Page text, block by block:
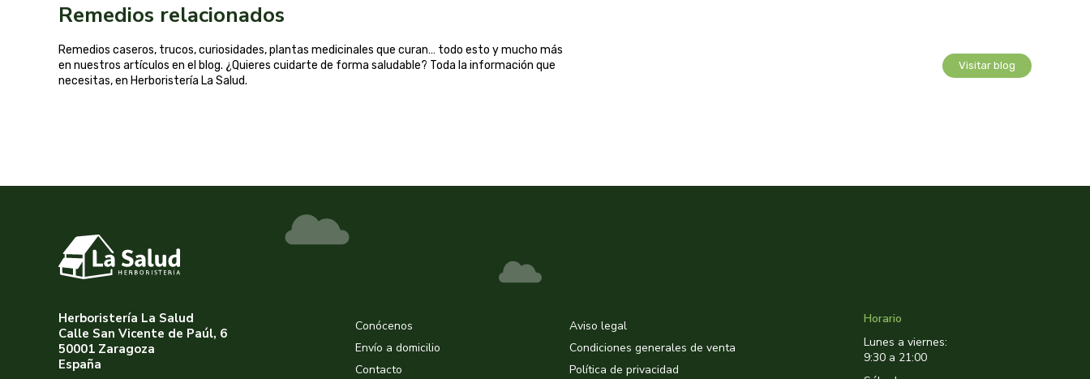
Remedios relacionados
Remedios caseros, trucos, curiosidades, plantas medicinales que curan… todo esto y mucho más
en nuestros artículos en el blog. ¿Quieres cuidarte de forma saludable? Toda la información que
necesitas, en Herboristería La Salud.
Visitar blog
Herboristería La Salud
Calle San Vicente de Paúl, 6
50001 Zaragoza
España
Conócenos
Envío a domicilio
Contacto
Aviso legal
Condiciones generales de venta
Política de privacidad
Horario
Lunes a viernes:
9:30 a 21:00